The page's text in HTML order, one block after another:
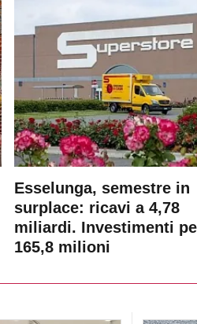
Esselunga, semestre in
surplace: ricavi a 4,78
miliardi. Investimenti
165,8 milioni